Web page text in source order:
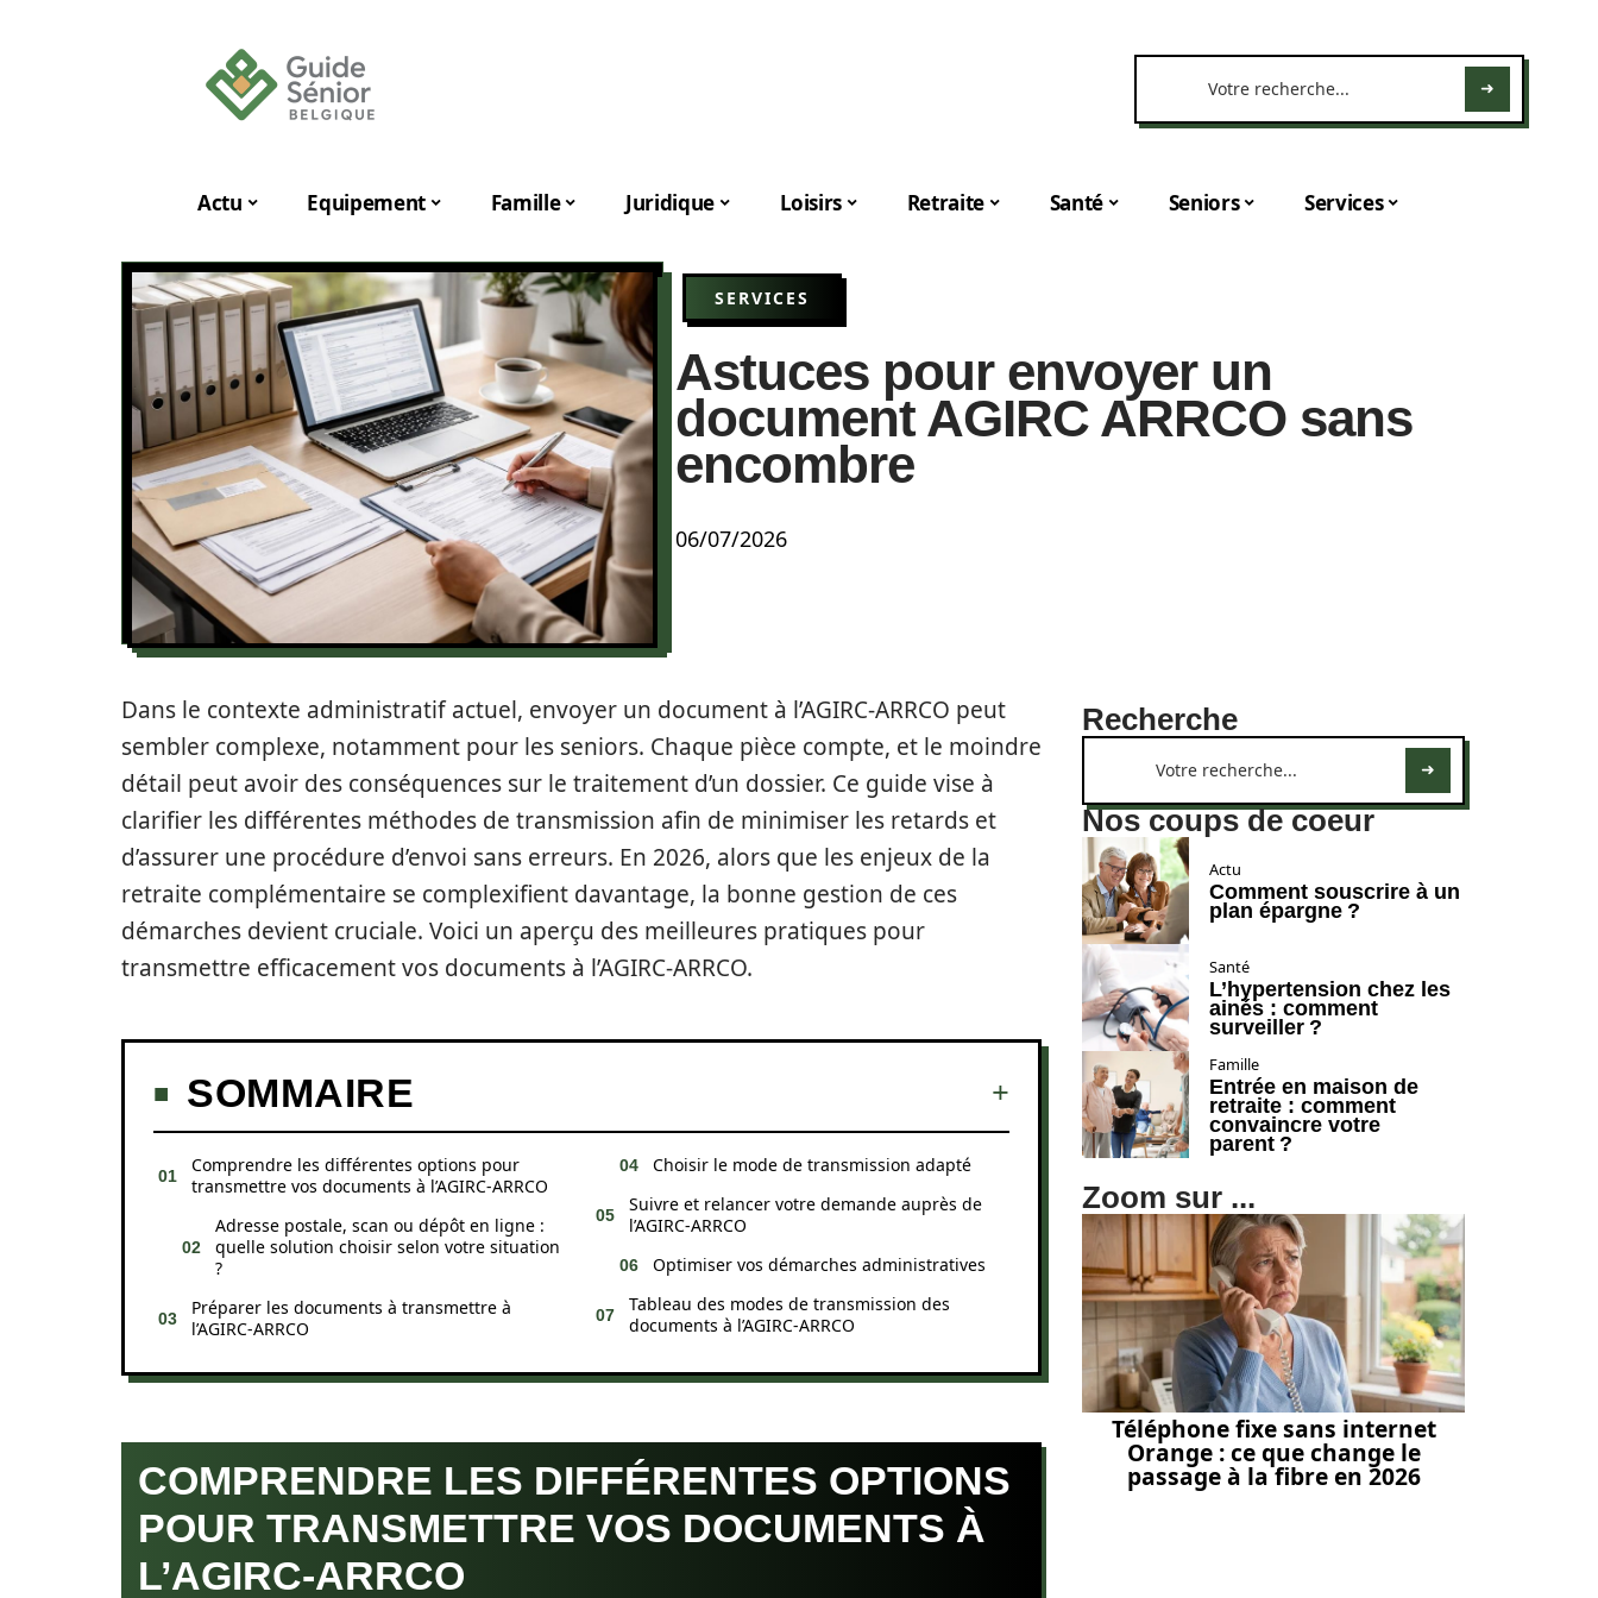
Actu Equipement Famille Juridique Loisirs Retraite Santé Seniors Services
SERVICES
Astuces pour envoyer un
document AGIRC ARRCO sans
encombre
06/07/2026
Dans le contexte administratif actuel, envoyer un document à l’AGIRC-ARRCO peut
sembler complexe, notamment pour les seniors. Chaque pièce compte, et le moindre
détail peut avoir des conséquences sur le traitement d’un dossier. Ce guide vise à
clarifier les différentes méthodes de transmission afin de minimiser les retards et
d’assurer une procédure d’envoi sans erreurs. En 2026, alors que les enjeux de la
retraite complémentaire se complexifient davantage, la bonne gestion de ces
démarches devient cruciale. Voici un aperçu des meilleures pratiques pour
transmettre efficacement vos documents à l’AGIRC-ARRCO.
SOMMAIRE
Comprendre les différentes options pour
transmettre vos documents à l’AGIRC-ARRCO
Adresse postale, scan ou dépôt en ligne :
quelle solution choisir selon votre situation
?
Préparer les documents à transmettre à
l’AGIRC-ARRCO
Choisir le mode de transmission adapté
Suivre et relancer votre demande auprès de
l’AGIRC-ARRCO
Optimiser vos démarches administratives
Tableau des modes de transmission des
documents à l’AGIRC-ARRCO
COMPRENDRE LES DIFFÉRENTES OPTIONS
POUR TRANSMETTRE VOS DOCUMENTS À
L’AGIRC-ARRCO
Recherche
Nos coups de coeur
Actu
Comment souscrire à un
plan épargne ?
Santé
L’hypertension chez les
ainés : comment
surveiller ?
Famille
Entrée en maison de
retraite : comment
convaincre votre
parent ?
Zoom sur ...
Téléphone fixe sans internet
Orange : ce que change le
passage à la fibre en 2026